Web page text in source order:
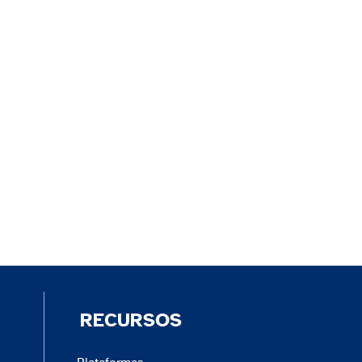
RECURSOS